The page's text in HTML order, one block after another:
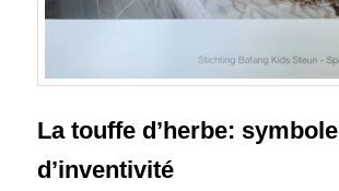
La touffe d’herbe: symbole
d’inventivité